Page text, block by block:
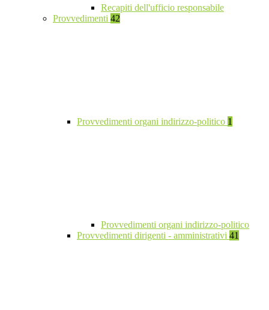
Recapiti dell'ufficio responsabile
Provvedimenti 42
Provvedimenti organi indirizzo-politico 1
Provvedimenti organi indirizzo-politico
Provvedimenti dirigenti - amministrativi 41